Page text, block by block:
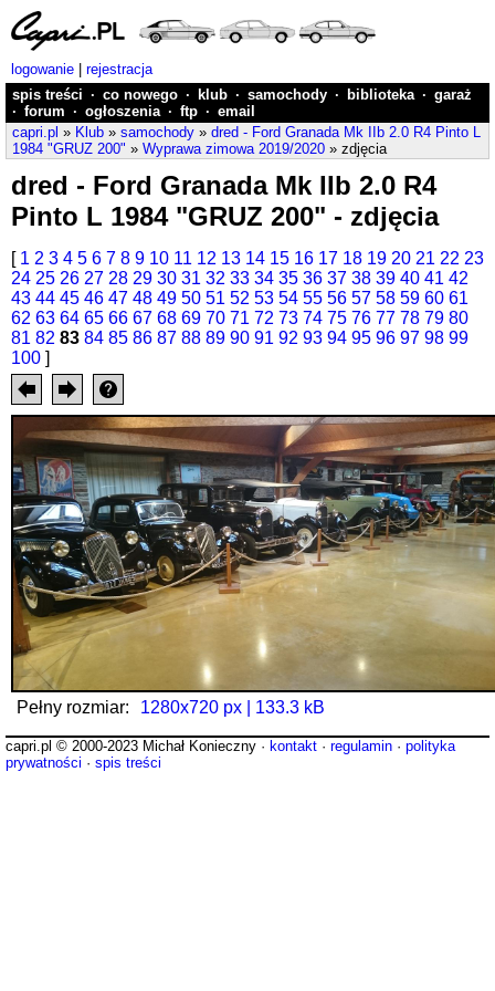
logowanie
rejestracja
spis treści · co nowego · klub · samochody · biblioteka · garaż
· forum · ogłoszenia · ftp · email
capri.pl » Klub » samochody » dred - Ford Granada Mk IIb 2.0 R4 Pinto L
1984 "GRUZ 200" » Wyprawa zimowa 2019/2020 » zdjęcia
dred - Ford Granada Mk IIb 2.0 R4
Pinto L 1984 "GRUZ 200" - zdjęcia
[ 1 2 3 4 5 6 7 8 9 10 11 12 13 14 15 16 17 18 19 20 21 22 23
24 25 26 27 28 29 30 31 32 33 34 35 36 37 38 39 40 41 42
43 44 45 46 47 48 49 50 51 52 53 54 55 56 57 58 59 60 61
62 63 64 65 66 67 68 69 70 71 72 73 74 75 76 77 78 79 80
81 82 83 84 85 86 87 88 89 90 91 92 93 94 95 96 97 98 99
100 ]
Pełny rozmiar: 1280x720 px | 133.3 kB
capri.pl © 2000-2023 Michał Konieczny · kontakt · regulamin · polityka
prywatności · spis treści